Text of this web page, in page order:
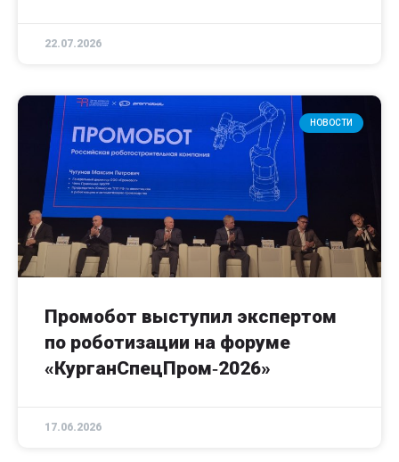
22.07.2026
НОВОСТИ
Промобот выступил экспертом
по роботизации на форуме
«КурганСпецПром‑2026»
17.06.2026